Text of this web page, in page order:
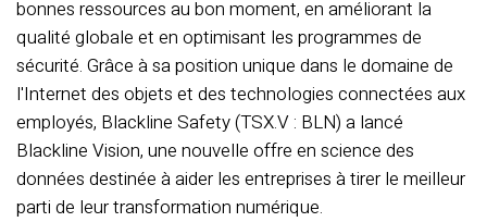
bonnes ressources au bon moment, en améliorant la
qualité globale et en optimisant les programmes de
sécurité. Grâce à sa position unique dans le domaine de
l'Internet des objets et des technologies connectées aux
employés, Blackline Safety (TSX.V : BLN) a lancé
Blackline Vision, une nouvelle offre en science des
données destinée à aider les entreprises à tirer le meilleur
parti de leur transformation numérique.